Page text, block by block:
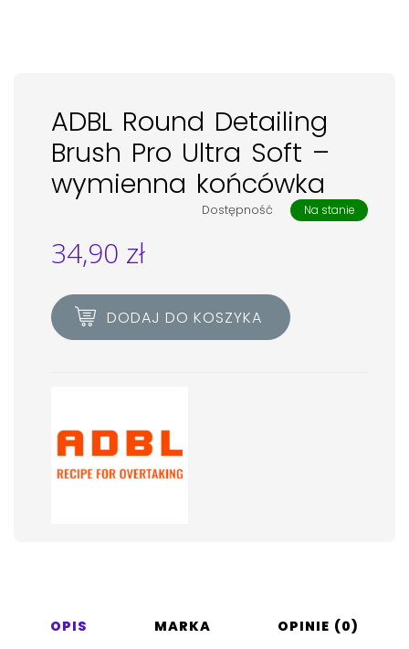
ADBL Round Detailing
Brush Pro Ultra Soft –
wymienna końcówka
Dostępność Na stanie
34,90 zł
DODAJ DO KOSZYKA
OPIS MARKA OPINIE (0)